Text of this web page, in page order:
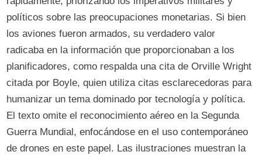
políticos sobre las preocupaciones monetarias. Si bien
los aviones fueron armados, su verdadero valor
radicaba en la información que proporcionaban a los
planificadores, como respalda una cita de Orville Wright
citada por Boyle, quien utiliza citas esclarecedoras para
humanizar un tema dominado por tecnología y política.
El texto omite el reconocimiento aéreo en la Segunda
Guerra Mundial, enfocándose en el uso contemporáneo
de drones en este papel. Las ilustraciones muestran la